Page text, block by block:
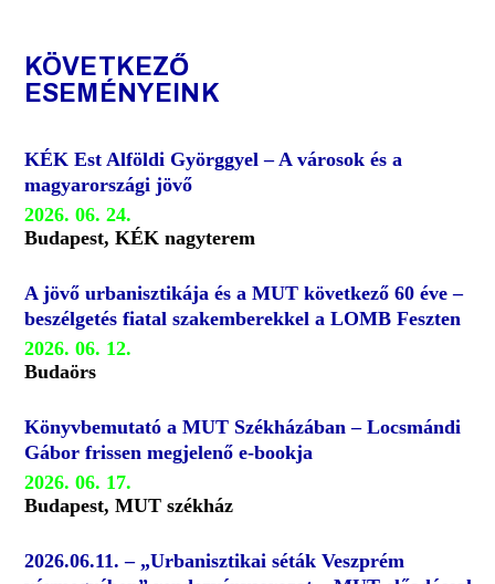
KÖVETKEZŐ
ESEMÉNYEINK
KÉK Est Alföldi Györggyel – A városok és a
magyarországi jövő
2026. 06. 24.
Budapest, KÉK nagyterem
A jövő urbanisztikája és a MUT következő 60 éve –
beszélgetés fiatal szakemberekkel a LOMB Feszten
2026. 06. 12.
Budaörs
Könyvbemutató a MUT Székházában – Locsmándi
Gábor frissen megjelenő e-bookja
2026. 06. 17.
Budapest, MUT székház
2026.06.11. – „Urbanisztikai séták Veszprém